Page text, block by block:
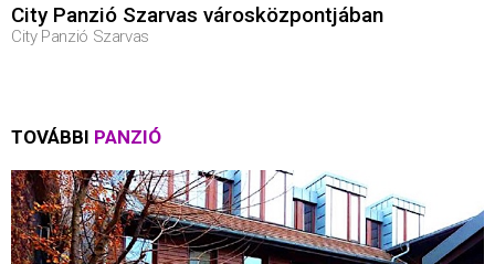
City Panzió Szarvas városközpontjában
City Panzió Szarvas
TOVÁBBI PANZIÓ